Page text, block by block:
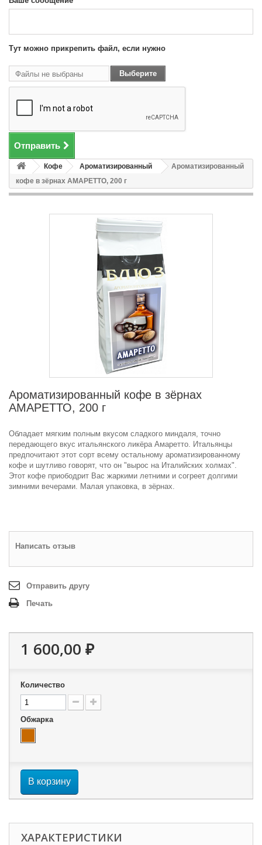
Тут можно прикрепить файл, если нужно
Файлы не выбраны
Выберите
файл
Отправить
Кофе Ароматизированный
Ароматизированный
кофе в зёрнах АМАРЕТТО, 200 г
Ароматизированный кофе в зёрнах
АМАРЕТТО, 200 г
Обладает мягким полным вкусом сладкого миндаля, точно
передающего вкус итальянского ликёра Амаретто. Итальянцы
предпочитают этот сорт всему остальному ароматизированному
кофе и шутливо говорят, что он "вырос на Италийских холмах".
Этот кофе приободрит Вас жаркими летними и согреет долгими
зимними вечерами. Малая упаковка, в зёрнах.
Написать отзыв
Отправить другу
Печать
1 600,00 ₽
Количество
Обжарка
В корзину
ХАРАКТЕРИСТИКИ